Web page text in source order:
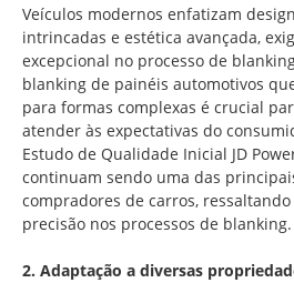
Veículos modernos enfatizam
intrincadas e estética avançada,
excepcional no processo de
blanking de painéis automotivos
para formas complexas é crucial
atender às expectativas do
Estudo de Qualidade Inicial JD
continuam sendo uma das
compradores de carros,
precisão nos processos de blanking.
2. Adaptação a diversas